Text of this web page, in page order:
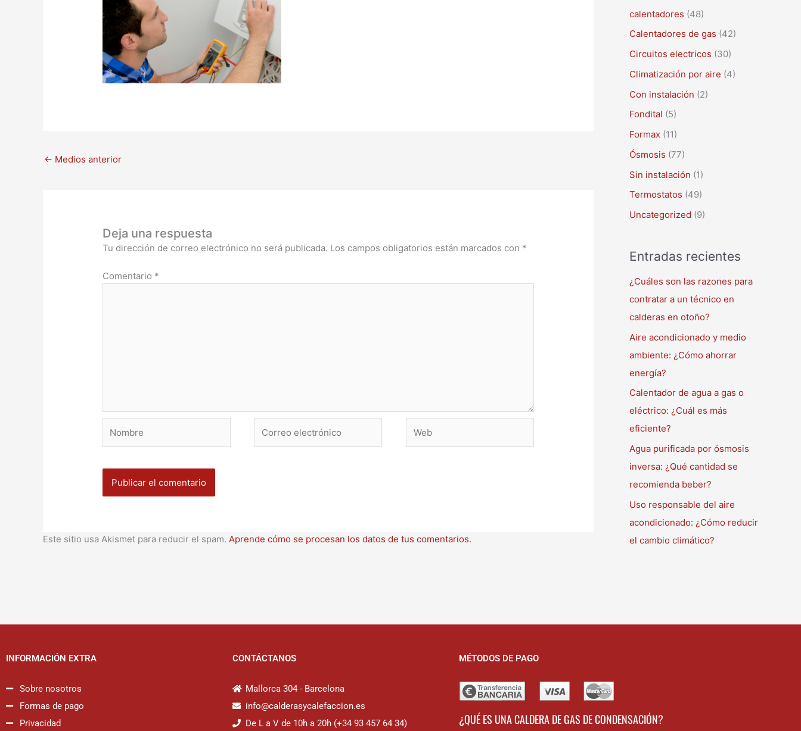
← Medios anterior
Deja una respuesta
Tu dirección de correo electrónico no será publicada. Los campos obligatorios están marcados con *
Comentario *
electrónico
Este sitio usa Akismet para reducir el spam. Aprende cómo se procesan los datos de tus comentarios.
calentadores (48)
Calentadores de gas (42)
Circuitos electricos (30)
Climatización por aire (4)
Con instalación (2)
Fondital (5)
Formax (11)
Ósmosis (77)
Sin instalación (1)
Termostatos (49)
Uncategorized (9)
Entradas recientes
¿Cuáles son las razones para
contratar a un técnico en
calderas en otoño?
Aire acondicionado y medio
ambiente: ¿Cómo ahorrar
energía?
Calentador de agua a gas o
eléctrico: ¿Cuál es más
eficiente?
Agua purificada por ósmosis
inversa: ¿Qué cantidad se
recomienda beber?
Uso responsable del aire
acondicionado: ¿Cómo reducir
el cambio climático?
INFORMACIÓN EXTRA
Sobre nosotros
Formas de pago
Privacidad
CONTÁCTANOS
Mallorca 304 - Barcelona
info@calderasycalefaccion.es
De L a V de 10h a 20h (+34 93 457 64 34)
MÉTODOS DE PAGO
¿QUÉ ES UNA CALDERA DE GAS DE CONDENSACIÓN?